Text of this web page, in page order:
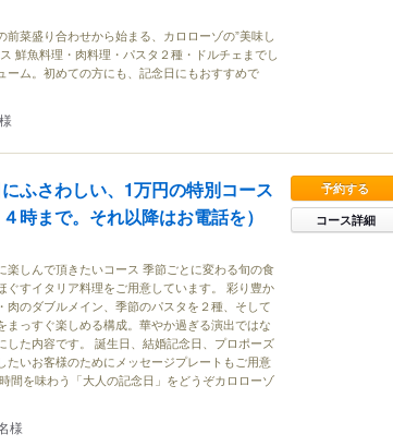
菜盛り合わせから始まる、カロローゾの”美味し
鮮魚料理・肉料理・パスタ２種・ドルチェまでし
ーム。初めての方にも、記念日にもおすすめで
ふさわしい、1万円の特別コース
時まで。それ以降はお電話を）
楽しんで頂きたいコース 季節ごとに変わる旬の食
ぐすイタリア料理をご用意しています。 彩り豊か
肉のダブルメイン、季節のパスタを２種、そして
まっすぐ楽しめる構成。華やか過ぎる演出ではな
した内容です。 誕生日、結婚記念日、プロポーズ
たいお客様のためにメッセージプレートもご用意
間を味わう「大人の記念日」をどうぞカロローゾ
予約する
コース詳細
様